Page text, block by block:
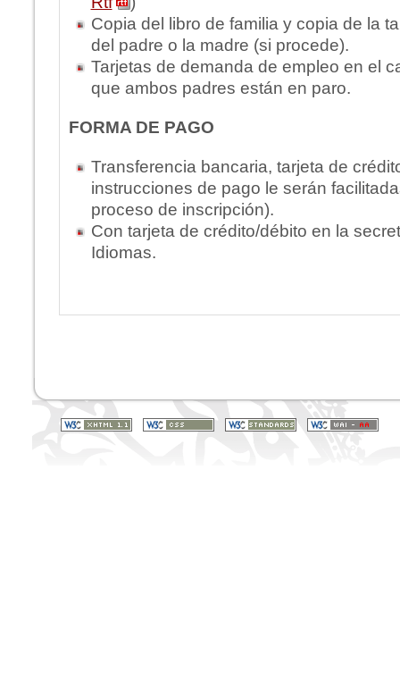
Copia del libro de familia y copia de la
del padre o la madre (si procede).
Tarjetas de demanda de empleo en el
que ambos padres están en paro.
FORMA DE PAGO
Transferencia bancaria, tarjeta de
instrucciones de pago le serán
proceso de inscripción).
Con tarjeta de crédito/débito en la
Idiomas.